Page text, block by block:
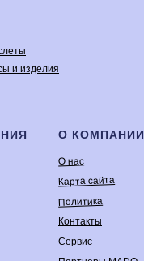
и изделия
О КОМПАНИИ
О нас
Карта сайта
Политика
Контакты
Сервис